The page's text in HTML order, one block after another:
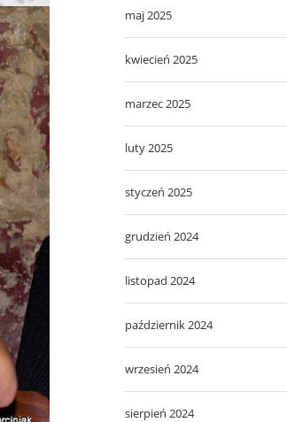
maj 2025
kwiecień 2025
marzec 2025
luty 2025
styczeń 2025
grudzień 2024
listopad 2024
październik 2024
wrzesień 2024
sierpień 2024